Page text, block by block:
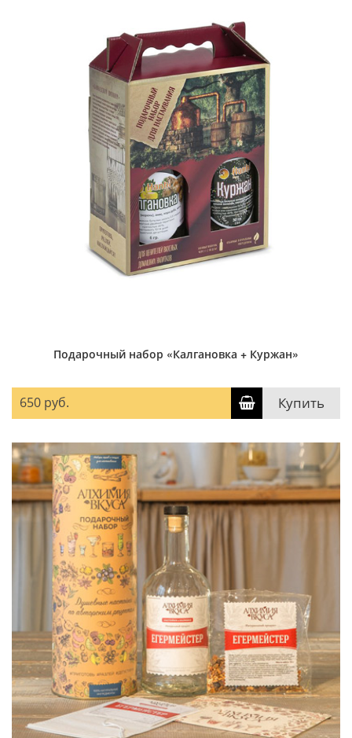
Подарочный набор «Калгановка + Куржан»
650 руб. Купить